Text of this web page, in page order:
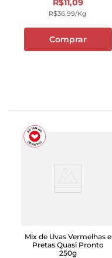
R$11,09
R$36,99/kg
Comprar
Mix de Uvas Vermelhas e
Pretas Quasi Pronto
250g